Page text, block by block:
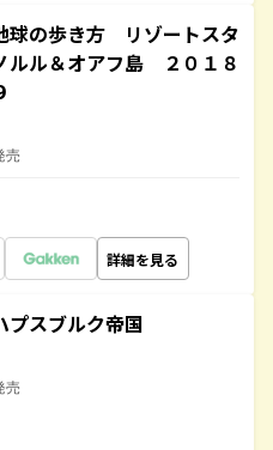
の歩き方 リゾートスタ
ル＆オアフ島 ２０１８
売
詳細を見る
スブルク帝国
売